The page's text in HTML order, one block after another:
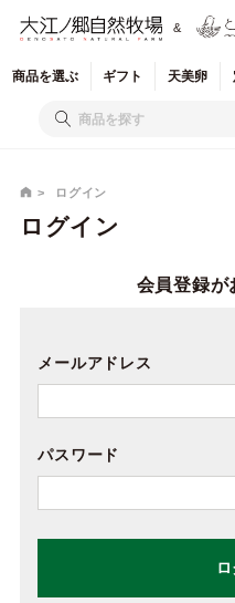
&
商品を選ぶ ギフト 天美卵
ログイン
ログイン
会員登録が
メールアドレス
パスワード